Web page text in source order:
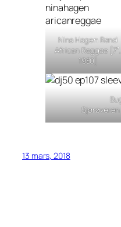
Nina Hagen Band
African Reggae [7″,
1980]
Sjørøveren
13 mars, 2018